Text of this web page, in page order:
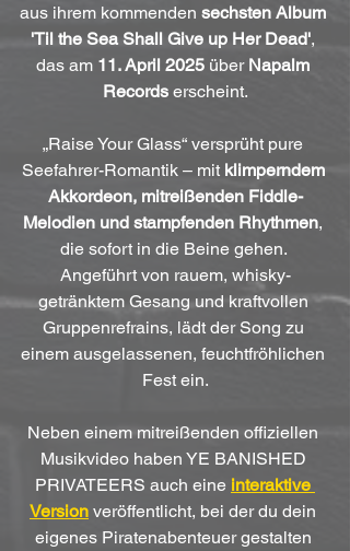
aus ihrem kommenden sechsten Album
'Til the Sea Shall Give up Her Dead',
das am 11. April 2025 über Napalm
Records erscheint.
„Raise Your Glass“ versprüht pure
Seefahrer-Romantik – mit klimperndem
Akkordeon, mitreißenden Fiddle-
Melodien und stampfenden Rhythmen,
die sofort in die Beine gehen.
Angeführt von rauem, whisky-
getränktem Gesang und kraftvollen
Gruppenrefrains, lädt der Song zu
einem ausgelassenen, feuchtfröhlichen
Fest ein.
Neben einem mitreißenden offiziellen
Musikvideo haben YE BANISHED
PRIVATEERS auch eine interaktive
Version veröffentlicht, bei der du dein
eigenes Piratenabenteuer gestalten